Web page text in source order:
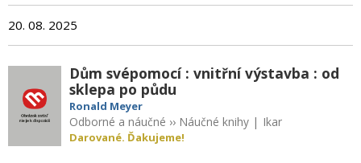
20. 08. 2025
Dům svépomocí : vnitřní výstavba : od
sklepa po půdu
Ronald Meyer
Odborné a náučné ›› Náučné knihy | Ikar
Darované. Ďakujeme!